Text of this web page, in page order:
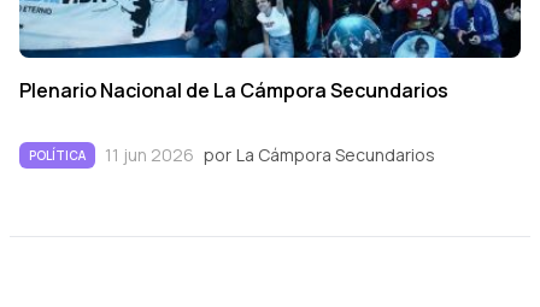
Plenario Nacional de La Cámpora Secundarios
POLÍTICA 11 jun 2026 por La Cámpora Secundarios